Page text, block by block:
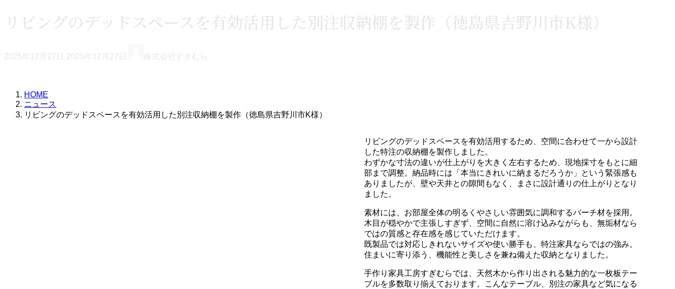
リビングのデッドスペースを有効活用した別注収納棚を製作（徳島県吉野川市K様）
2025年12月27日
終
:
2025年12月27日 株式会社すぎむら
HOME
ニュース
リビングのデッドスペースを有効活用した別注収納棚を製作（徳島県吉野川市K様）
リビングのデッドスペースを有効活用するため、空間に合わせて一から設計
した特注の収納棚を製作しました。
わずかな寸法の違いが仕上がりを大きく左右するため、現地採寸をもとに細
部まで調整。納品時には「本当にきれいに納まるだろうか」という緊張感も
ありましたが、壁や天井との隙間もなく、まさに設計通りの仕上がりとなり
ました。
素材には、お部屋全体の明るくやさしい雰囲気に調和するバーチ材を採用。
木目が穏やかで主張しすぎず、空間に自然に溶け込みながらも、無垢材なら
ではの質感と存在感を感じていただけます。
既製品では対応しきれないサイズや使い勝手も、特注家具ならではの強み。
住まいに寄り添う、機能性と美しさを兼ね備えた収納となりました。
手作り家具工房すぎむらでは、天然木から作り出される魅力的な一枚板テー
ブルを多数取り揃えております。こんなテーブル、別注の家具など気になる